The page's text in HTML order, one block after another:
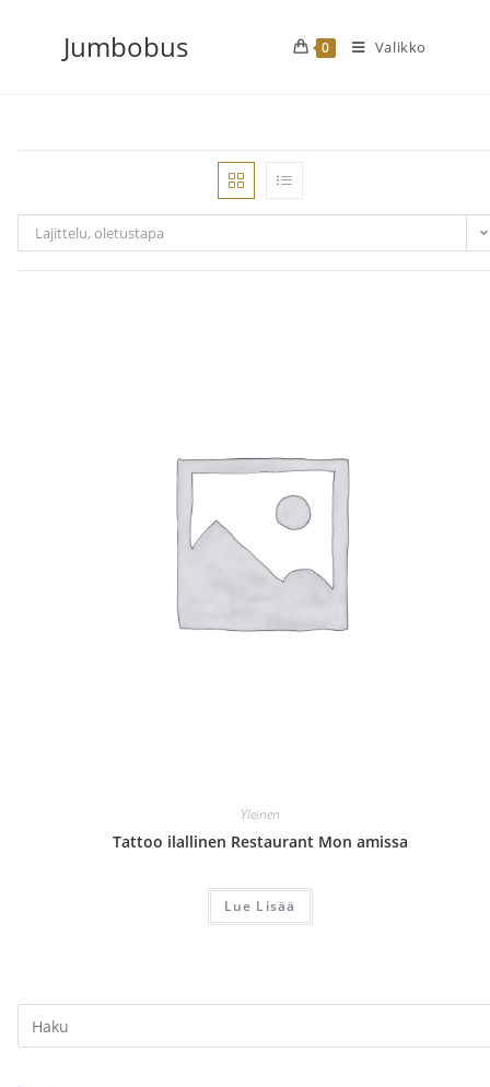
sisältöön
Jumbobus 0 Valikko
Lajittelu, oletustapa
Yleinen
Tattoo ilallinen Restaurant Mon amissa
Lue Lisää
Search
this